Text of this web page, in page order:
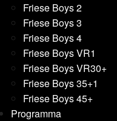
Friese Boys 2
Friese Boys 3
Friese Boys 4
Friese Boys VR1
Friese Boys VR30+
Friese Boys 35+1
Friese Boys 45+
Programma